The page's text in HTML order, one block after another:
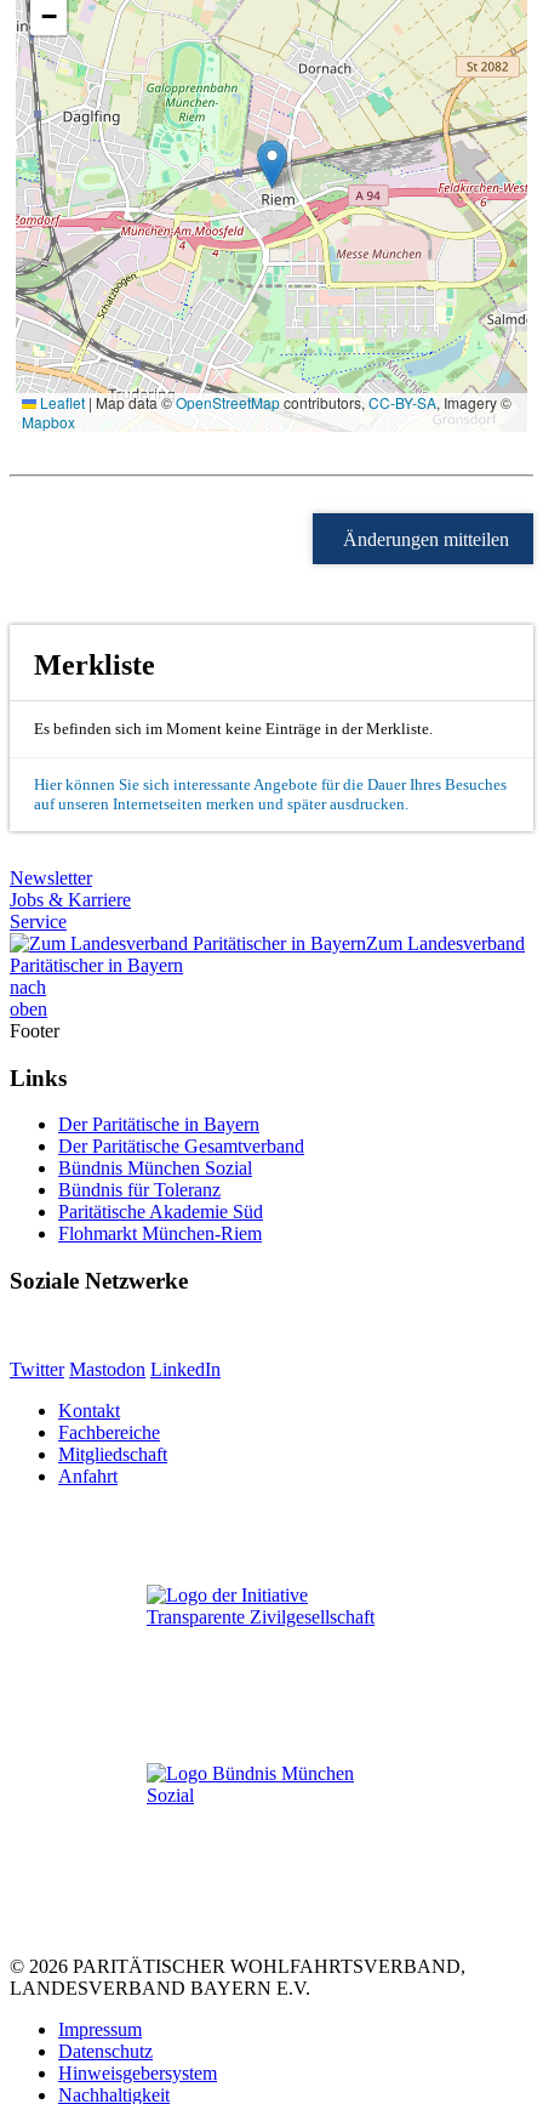
−
Leaflet | Map data ©OpenStreetMapcontributors,CC-BY-SA, Imagery ©
Mapbox
Änderungen mitteilen
Merkliste
Es befinden sich im Moment keine Einträge in der Merkliste.
Hier können Sie sich interessante Angebote für die Dauer Ihres Besuches
auf unseren Internetseiten merken und später ausdrucken.
Newsletter
Jobs & Karriere
Service
Zum Landesverband
Paritätischer in Bayern
nach
oben
Footer
Links
Der Paritätische in Bayern
Der Paritätische Gesamtverband
Bündnis München Sozial
Bündnis für Toleranz
Paritätische Akademie Süd
Flohmarkt München-Riem
Soziale Netzwerke
Twitter Mastodon LinkedIn
Kontakt
Fachbereiche
Mitgliedschaft
Anfahrt
© 2026 PARITÄTISCHER WOHLFAHRTSVERBAND,
LANDESVERBAND BAYERN E.V.
Impressum
Datenschutz
Hinweisgebersystem
Nachhaltigkeit